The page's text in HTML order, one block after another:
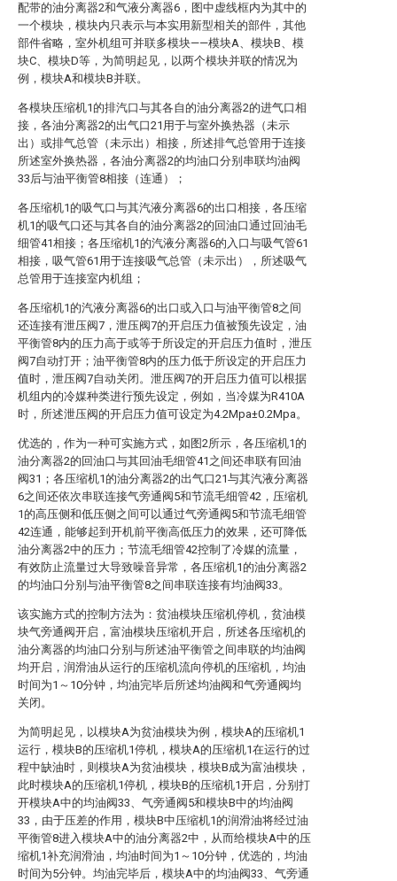
配带的油分离器2和气液分离器6，图中虚线框内为其中的
一个模块，模块内只表示与本实用新型相关的部件，其他
部件省略，室外机组可并联多模块——模块A、模块B、模
块C、模块D等，为简明起见，以两个模块并联的情况为
例，模块A和模块B并联。
各模块压缩机1的排汽口与其各自的油分离器2的进气口相
接，各油分离器2的出气口21用于与室外换热器（未示
出）或排气总管（未示出）相接，所述排气总管用于连接
所述室外换热器，各油分离器2的均油口分别串联均油阀
33后与油平衡管8相接（连通）；
各压缩机1的吸气口与其汽液分离器6的出口相接，各压缩
机1的吸气口还与其各自的油分离器2的回油口通过回油毛
细管41相接；各压缩机1的汽液分离器6的入口与吸气管61
相接，吸气管61用于连接吸气总管（未示出），所述吸气
总管用于连接室内机组；
各压缩机1的汽液分离器6的出口或入口与油平衡管8之间
还连接有泄压阀7，泄压阀7的开启压力值被预先设定，油
平衡管8内的压力高于或等于所设定的开启压力值时，泄压
阀7自动打开；油平衡管8内的压力低于所设定的开启压力
值时，泄压阀7自动关闭。泄压阀7的开启压力值可以根据
机组内的冷媒种类进行预先设定，例如，当冷媒为R410A
时，所述泄压阀的开启压力值可设定为4.2Mpa±0.2Mpa。
优选的，作为一种可实施方式，如图2所示，各压缩机1的
油分离器2的回油口与其回油毛细管41之间还串联有回油
阀31；各压缩机1的油分离器2的出气口21与其汽液分离器
6之间还依次串联连接气旁通阀5和节流毛细管42，压缩机
1的高压侧和低压侧之间可以通过气旁通阀5和节流毛细管
42连通，能够起到开机前平衡高低压力的效果，还可降低
油分离器2中的压力；节流毛细管42控制了冷媒的流量，
有效防止流量过大导致噪音异常，各压缩机1的油分离器2
的均油口分别与油平衡管8之间串联连接有均油阀33。
该实施方式的控制方法为：贫油模块压缩机停机，贫油模
块气旁通阀开启，富油模块压缩机开启，所述各压缩机的
油分离器的均油口分别与所述油平衡管之间串联的均油阀
均开启，润滑油从运行的压缩机流向停机的压缩机，均油
时间为1～10分钟，均油完毕后所述均油阀和气旁通阀均
关闭。
为简明起见，以模块A为贫油模块为例，模块A的压缩机1
运行，模块B的压缩机1停机，模块A的压缩机1在运行的过
程中缺油时，则模块A为贫油模块，模块B成为富油模块，
此时模块A的压缩机1停机，模块B的压缩机1开启，分别打
开模块A中的均油阀33、气旁通阀5和模块B中的均油阀
33，由于压差的作用，模块B中压缩机1的润滑油将经过油
平衡管8进入模块A中的油分离器2中，从而给模块A中的压
缩机1补充润滑油，均油时间为1～10分钟，优选的，均油
时间为5分钟。均油完毕后，模块A中的均油阀33、气旁通